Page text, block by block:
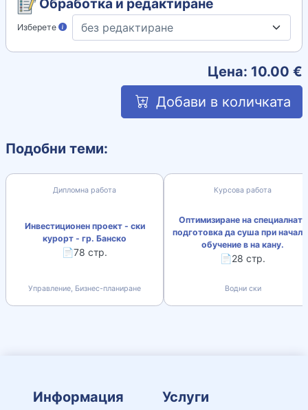
Обработка и редактиране
Изберете
Цена: 10.00 €
Добави в количката
Подобни теми:
Дипломна работа
Инвестиционен проект - ски
курорт - гр. Банско
📄78 стр.
Управление, Бизнес-планиране
Курсова работа
Оптимизиране на специалната
подготовка да суша при
обучение в на кану.
📄28 стр.
Водни ски
Информация Услуги